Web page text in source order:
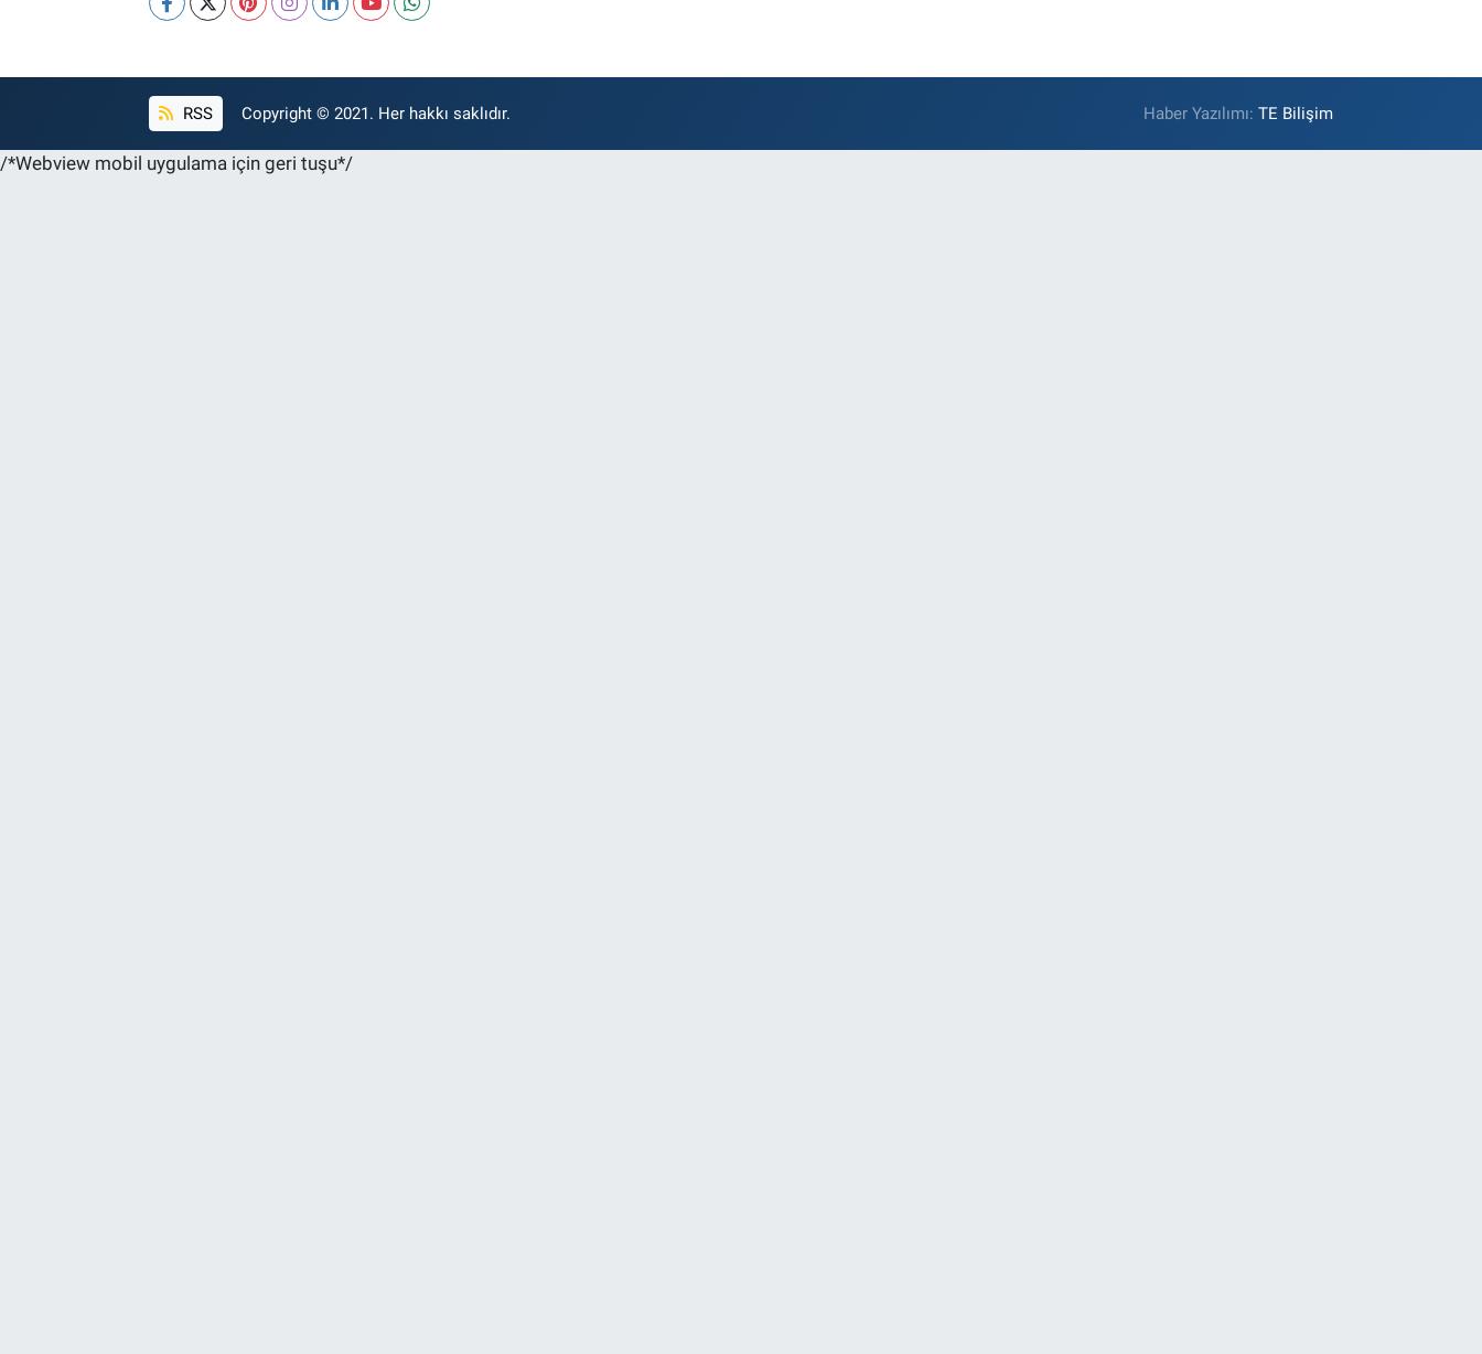
RSS Copyright © 2021. Her hakkı saklıdır. Haber Yazılımı:TE Bilişim
/*Webview mobil uygulama için geri tuşu*/